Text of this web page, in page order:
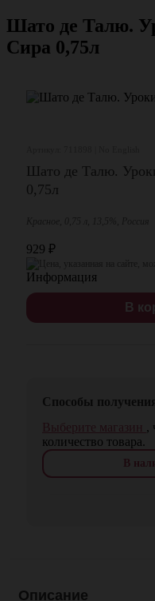
Шато де Талю.
Сира 0,75л
Шато де Талю.
0,75л
929 ₽
В
Способы
Выберите магазин ,
количество товара.
В
Описание